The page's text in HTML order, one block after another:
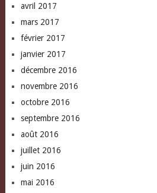
avril 2017
mars 2017
février 2017
janvier 2017
décembre 2016
novembre 2016
octobre 2016
septembre 2016
août 2016
juillet 2016
juin 2016
mai 2016